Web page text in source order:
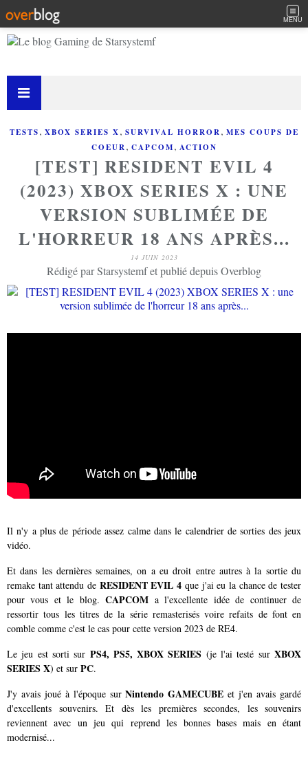
MENU
TESTS, XBOX SERIES X, SURVIVAL HORROR, MES COUPS DE
COEUR, CAPCOM, ACTION
[TEST] RESIDENT EVIL 4
(2023) XBOX SERIES X : UNE
VERSION SUBLIMÉE DE
L'HORREUR 18 ANS APRÈS...
14 JUIN 2023
Rédigé par Starsystemf et publié depuis Overblog
Il n'y a plus de période assez calme dans le calendrier de sorties des jeux
vidéo.
Et dans les dernières semaines, on a eu droit entre autres à la sortie du
remake tant attendu de RESIDENT EVIL 4 que j'ai eu la chance de tester
pour vous et le blog.CAPCOM a l'excellente idée de continuer de
ressortir tous les titres de la série remasterisés voire refaits de font en
comble comme c'est le cas pour cette version 2023 de RE4.
Le jeu est sorti sur PS4, PS5, XBOX SERIES (je l'ai testé surXBOX
SERIES X) et sur PC.
J'y avais joué à l'époque surNintendo GAMECUBE et j'en avais gardé
d'excellents souvenirs. Et dès les premières secondes, les souvenirs
reviennent avec un jeu qui reprend les bonnes bases mais en étant
modernisé...